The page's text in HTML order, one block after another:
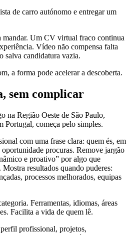
de carro autónomo e entregar um
mandar. Um CV virtual fraco continua
Vídeo não compensa falta
salva candidatura vazia.
a forma pode acelerar a descoberta.
sem complicar
na Região Oeste de São Paulo,
Portugal, começa pelo simples.
com uma frase clara: quem és, em
oportunidade procuras. Remove jargão
e proativo” por algo que
resultados quando puderes:
processos melhorados, equipas
Ferramentas, idiomas, áreas
Facilita a vida de quem lê.
profissional, projetos,